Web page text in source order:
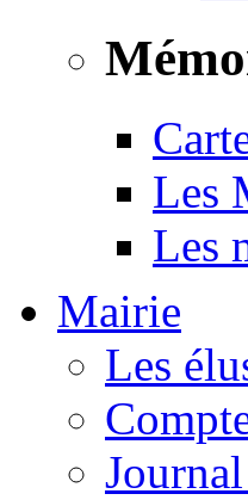
Les
Les
Mairie
Les